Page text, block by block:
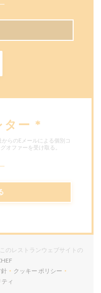
ター *
らのEメールによる個別コ
オファーを受け取る。
のレストランウェブサイトの
きます))
ウィンドウで開きます))
クッキー ポリシー
((新しいウィンドウで
ィ
いウィンドウで開きます))